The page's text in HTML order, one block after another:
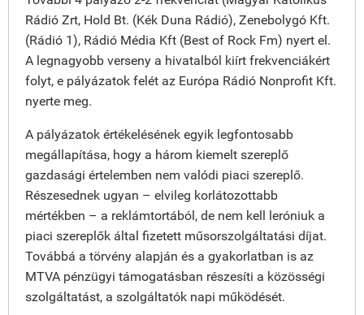
Rádió Zrt, Hold Bt. (Kék Duna Rádió), Zenebolygó Kft.
(Rádió 1), Rádió Média Kft (Best of Rock Fm) nyert el.
A legnagyobb verseny a hivatalból kiírt frekvenciákért
folyt, e pályázatok felét az Európa Rádió Nonprofit Kft.
nyerte meg.
A pályázatok értékelésének egyik legfontosabb
megállapítása, hogy a három kiemelt szereplő
gazdasági értelemben nem valódi piaci szereplő.
Részesednek ugyan – elvileg korlátozottabb
mértékben – a reklámtortából, de nem kell leróniuk a
piaci szereplők által fizetett műsorszolgáltatási díjat.
Továbbá a törvény alapján és a gyakorlatban is az
MTVA pénzügyi támogatásban részesíti a közösségi
szolgáltatást, a szolgáltatók napi működését.